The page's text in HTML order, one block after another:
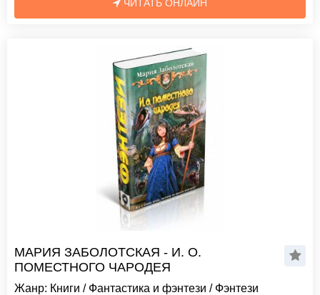
ЧИТАТЬ ОНЛАЙН
МАРИЯ ЗАБОЛОТСКАЯ - И. О.
ПОМЕСТНОГО ЧАРОДЕЯ
Жанр: Книги / Фантастика и фэнтези / Фэнтези